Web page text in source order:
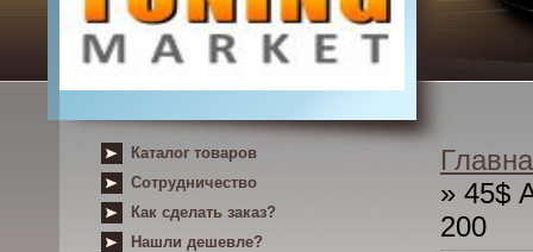
Каталог товаров
Сотрудничество
Как сделать заказ?
Нашли дешевле?
» 45$
200